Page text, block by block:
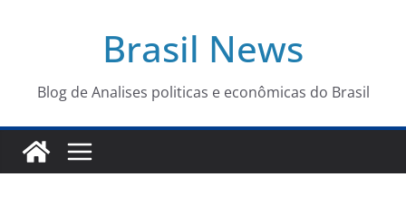
conteúdo
Brasil News
Blog de Analises politicas e econômicas do Brasil